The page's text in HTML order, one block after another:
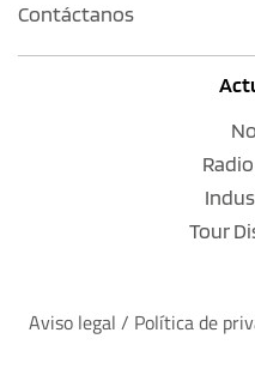
Contáctanos
Tour
Aviso legal / Política de